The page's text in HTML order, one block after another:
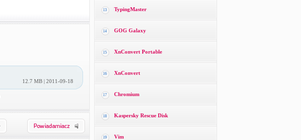
12.7 MB | 2011-09-18
13 TypingMaster
14 GOG Galaxy
15 XnConvert Portable
16 XnConvert
17 Chromium
18 Kaspersky Rescue Disk
19 Vim